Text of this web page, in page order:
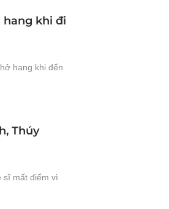
hang khi đi
hang khi đến
Thúy
sĩ mất điểm vì